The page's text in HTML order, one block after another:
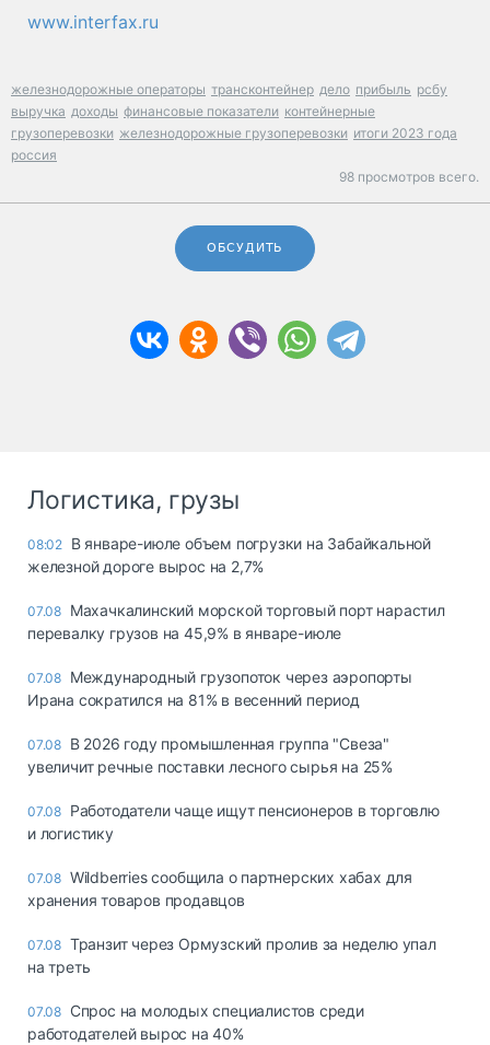
www.interfax.ru
железнодорожные операторы трансконтейнер дело прибыль рсбу
выручка доходы финансовые показатели контейнерные
грузоперевозки железнодорожные грузоперевозки итоги 2023 года
россия
98 просмотров всего.
ОБСУДИТЬ
Логистика, грузы
08:02 В январе-июле объем погрузки на Забайкальной
железной дороге вырос на 2,7%
07.08 Махачкалинский морской торговый порт нарастил
перевалку грузов на 45,9% в январе-июле
07.08 Международный грузопоток через аэропорты
Ирана сократился на 81% в весенний период
07.08 В 2026 году промышленная группа "Свеза"
увеличит речные поставки лесного сырья на 25%
07.08 Работодатели чаще ищут пенсионеров в торговлю
и логистику
07.08 Wildberries сообщила о партнерских хабах для
хранения товаров продавцов
07.08 Транзит через Ормузский пролив за неделю упал
на треть
07.08 Спрос на молодых специалистов среди
работодателей вырос на 40%